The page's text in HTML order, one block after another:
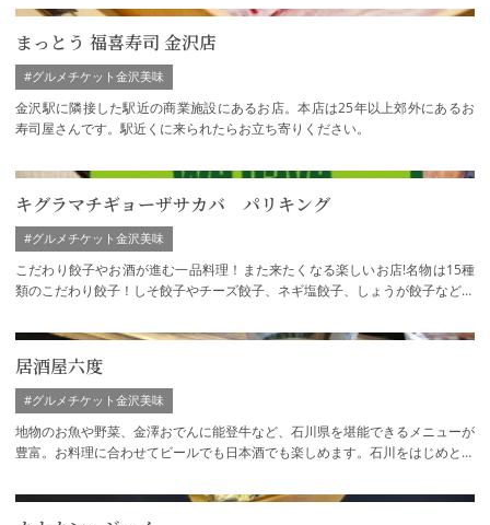
まっとう 福喜寿司 金沢店
金沢駅に隣接した駅近の商業施設にあるお店。本店は25年以上郊外にあるお
寿司屋さんです。駅近くに来られたらお立ち寄りください。
#グルメチケット金沢美味
キグラマチギョーザサカバ パリキング
こだわり餃子やお酒が進む一品料理！また来たくなる楽しいお店!名物は15種
類のこだわり餃子！しそ餃子やチーズ餃子、ネギ塩餃子、しょうが餃子などな
#グルメチケット金沢美味
居酒屋六度
地物のお魚や野菜、金澤おでんに能登牛など、石川県を堪能できるメニューが
豊富。お料理に合わせてビールでも日本酒でも楽しめます。石川をはじめとし
#グルメチケット金沢美味